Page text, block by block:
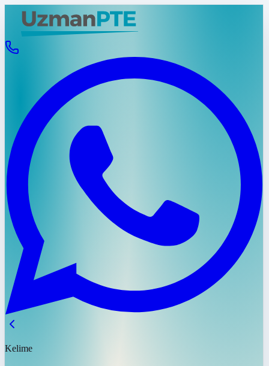
Kelime